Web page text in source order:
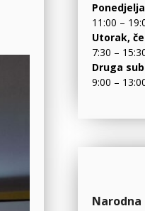
11:00 –
Utorak,
7:30 –
Druga
9:00 –
Narodna